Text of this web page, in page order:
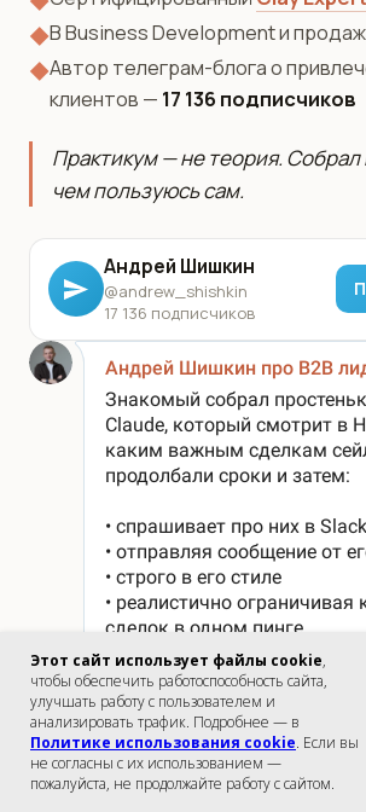
◆В Business Development и
◆Автор телеграм-блога о
клиентов — 17 136 подписчиков
Практикум — не теория. Собрал
чем пользуюсь сам.
Андрей Шишкин
@andrew_shishkin
17 136 подписчиков
Этот сайт использует файлы cookie,
чтобы обеспечить работоспособность сайта,
улучшать работу с пользователем и
анализировать трафик. Подробнее — в
Политике использования cookie. Если вы
не согласны с их использованием —
пожалуйста, не продолжайте работу с сайтом.